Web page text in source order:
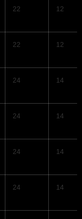
22 12
22 12
24 14
24 14
24 14
24 14